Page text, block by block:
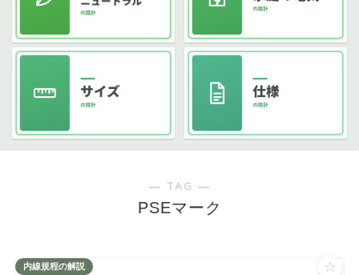
― TAG ―
PSEマーク
内線規程の解説 ☆